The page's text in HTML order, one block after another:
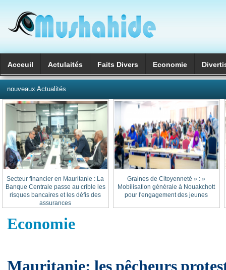
Acceuil Actulaités Faits Divers Economie
nouveaux Actualités
« Graines de Citoyenneté » :
Mobilisation générale à Nouakchott
pour l'engagement des jeunes
Secteur financier en Mauritanie : La
Banque Centrale passe au crible les
risques bancaires et les défis des
assurances
Economie
Mauritanie: les pêcheurs